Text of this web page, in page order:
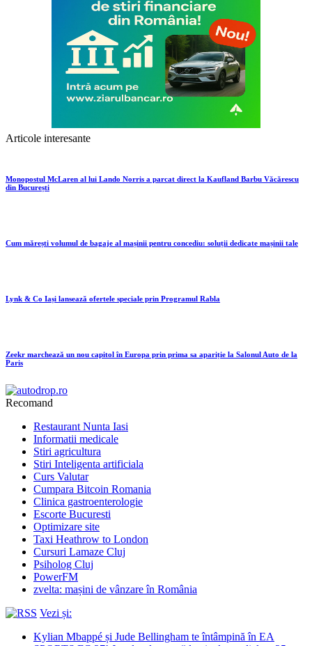
Articole interesante
Monopostul McLaren al lui Lando Norris a parcat direct la Kaufland Barbu Văcărescu
din București
Cum mărești volumul de bagaje al mașinii pentru concediu: soluții dedicate mașinii tale
Lynk & Co Iași lansează ofertele speciale prin Programul Rabla
Zeekr marchează un nou capitol în Europa prin prima sa apariție la Salonul Auto de la
Paris
Recomand
Restaurant Nunta Iasi
Informatii medicale
Stiri agricultura
Stiri Inteligenta artificiala
Curs Valutar
Cumpara Bitcoin Romania
Clinica gastroenterologie
Escorte Bucuresti
Optimizare site
Taxi Heathrow to London
Cursuri Lamaze Cluj
Psiholog Cluj
PowerFM
zvelta: mașini de vânzare în România
Vezi și:
Kylian Mbappé și Jude Bellingham te întâmpină în EA